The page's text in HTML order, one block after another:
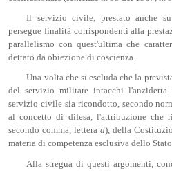
Il servizio civile, prestato anche su
persegue finalità corrispondenti alla
parallelismo con quest'ultima che
dettato da obiezione di coscienza.
Una volta che si escluda che la
del servizio militare intacchi
servizio civile sia ricondotto, secondo
al concetto di difesa, l'attribuzione che
secondo comma, lettera d), della
materia di competenza esclusiva dello
Alla stregua di questi argomenti,